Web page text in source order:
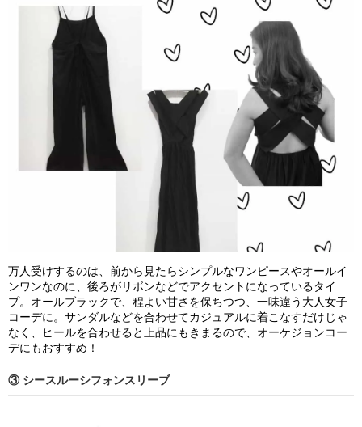
万人受けするのは、前から見たらシンプルなワンピースやオールイ
ンワンなのに、後ろがリボンなどでアクセントになっているタイ
プ。オールブラックで、程よい甘さを保ちつつ、一味違う大人女子
コーデに。サンダルなどを合わせてカジュアルに着こなすだけじゃ
なく、ヒールを合わせると上品にもきまるので、オーケジョンコー
デにもおすすめ！
③ シースルーシフォンスリーブ